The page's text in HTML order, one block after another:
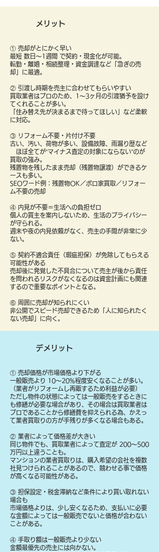
メリット
① 売却がとにかく早い
最短 数日〜1週間 で契約・現金化が可能。
転勤・離婚・相続整理・資金調達など「急ぎの売
却」に最適。
② 引渡し時期を売主に合わせてもらいやすい
買取業者はプロのため、1〜3ヶ月の引渡猶予を設け
てくれることが多い。
「住み替え先が決まるまで待ってほしい」など柔軟
に対応。
③ リフォーム不要・片付け不要
古い、汚い、荷物が多い、設備故障、雨漏り歴など
ほぼ全てが“マイナス査定の対象にならない”のが
買取の強み。
残置物を残したまま売却（残置物譲渡）ができるケ
ースも多い。
SEOワード例：残置物OK／ボロ家買取／リフォー
ム不要の売却
④ 内見が不要＝生活への負担ゼロ
個人の買主を案内しないため、生活のプライバシー
が守られる。
週末や夜の内見依頼がなく、売主の手間が非常に少
ない。
⑤ 契約不適合責任（瑕疵担保）が免除してもらえる
可能性がある
売却後に発覚した不具合について売主が後から責任
を問われるリスクがなくなるのは資金計画にも関連
するので重要なポイントとなる。
⑥ 周囲に売却が知られにくい
非公開でスピード売却できるため「人に知られたく
ない売却」に向く。
デメリット
① 売却価格が市場価格より下がる
一般販売より 10〜20%程度安くなることが多い。
（業者がリフォームし再販するため利益が必要）
ただし物件の状態によっては一般販売をするときに
も修繕が必要な場合があり、その場合は買取業者は
プロであることから修繕費を抑えられる為、かえっ
て業者買取りの方が手残りが多くなる場合もある。
② 業者によって価格差が大きい
同じ物件でも、買取業者によって査定が 200〜500
万円以上違うことも。
マンションの業者買取りは、購入希望の会社を複数
社見つけられることがあるので、競わせる事で価格
が高くなる可能性がある。
③ 担保設定・税金滞納など条件により買い取れない
場合も
​市場価格よりは、少し安くなるため、支払いに必要
な金額によっては一般販売でないと価格が合わない
ことがある。
④ 手取り額は一般販売より少ない
金額最優先の売主には向かない。